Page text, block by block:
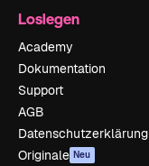
Loslegen
Academy
Dokumentation
Support
AGB
Datenschutzerklärung
Originale Neu